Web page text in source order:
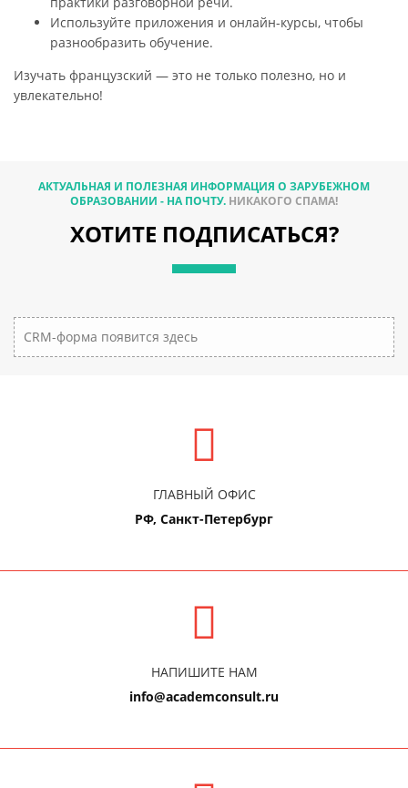
Используйте приложения и онлайн-курсы, чтобы
разнообразить обучение.
Изучать французский — это не только полезно, но и
увлекательно!
АКТУАЛЬНАЯ И ПОЛЕЗНАЯ ИНФОРМАЦИЯ О ЗАРУБЕЖНОМ
ОБРАЗОВАНИИ - НА ПОЧТУ. НИКАКОГО СПАМА!
ХОТИТЕ ПОДПИСАТЬСЯ?
CRM-форма появится здесь
ГЛАВНЫЙ ОФИС
РФ, Санкт-Петербург
НАПИШИТЕ НАМ
info@academconsult.ru